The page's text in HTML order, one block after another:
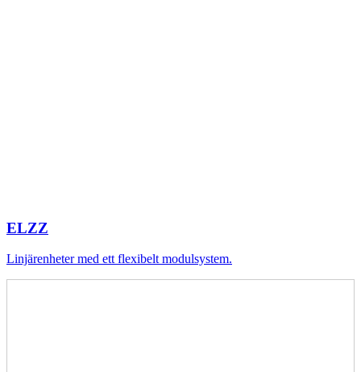
ELZZ
Linjärenheter med ett flexibelt modulsystem.